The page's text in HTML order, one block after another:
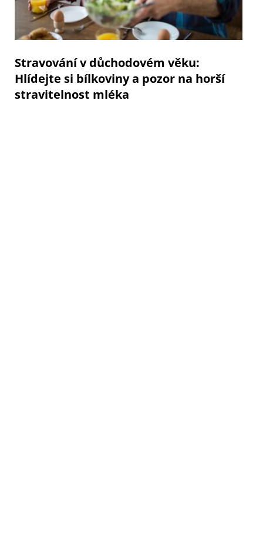
Stravování v důchodovém věku:
Hlídejte si bílkoviny a pozor na horší
stravitelnost mléka